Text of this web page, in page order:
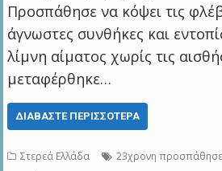
Προσπάθησε να κόψει τις
άγνωστες συνθήκες και
λίμνη αίματος χωρίς τις
μεταφέρθηκε…
ΔΙΑΒΆΣΤΕ ΠΕΡΙΣΣΌΤΕΡΑ
Στερεά Ελλάδα
23χρονη προσπάθησε